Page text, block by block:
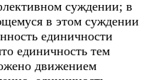
суждении; в
в этом суждении
единичности
единичность тем
движением